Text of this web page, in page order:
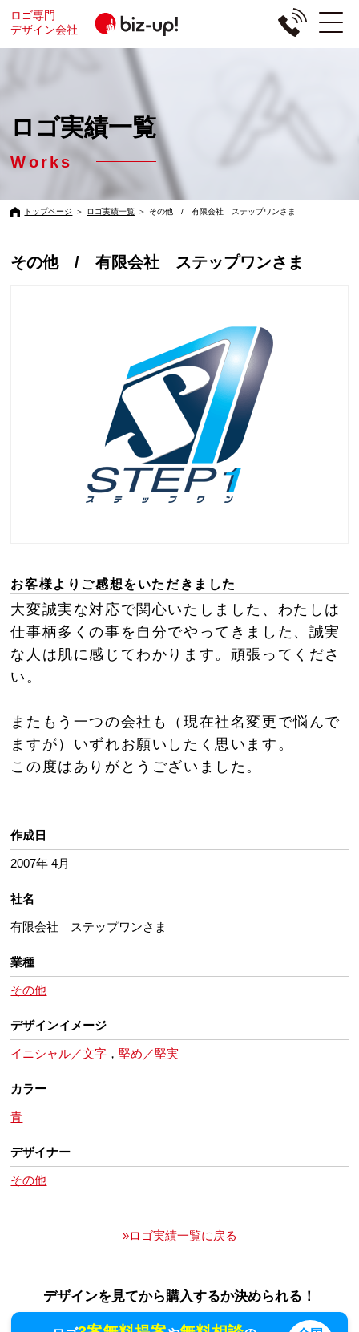
ロゴ専門
デザイン会社
ロゴ実績一覧
Works
トップページ ＞ ロゴ実績一覧 ＞ その他 / 有限会社 ステップワンさま
その他 / 有限会社 ステップワンさま
お客様よりご感想をいただきました
大変誠実な対応で関心いたしました、わたしは
仕事柄多くの事を自分でやってきました、誠実
な人は肌に感じてわかります。頑張ってくださ
い。
またもう一つの会社も（現在社名変更で悩んで
ますが）いずれお願いしたく思います。
この度はありがとうございました。
作成日
2007年 4月
社名
有限会社 ステップワンさま
業種
その他
デザインイメージ
イニシャル／文字 ，堅め／堅実
カラー
青
デザイナー
その他
»ロゴ実績一覧に戻る
デザインを見てから購入するか決められる！